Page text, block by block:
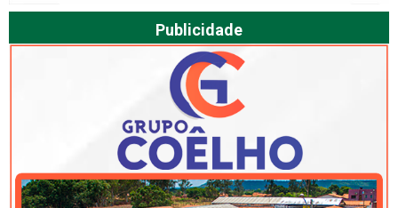
Publicidade